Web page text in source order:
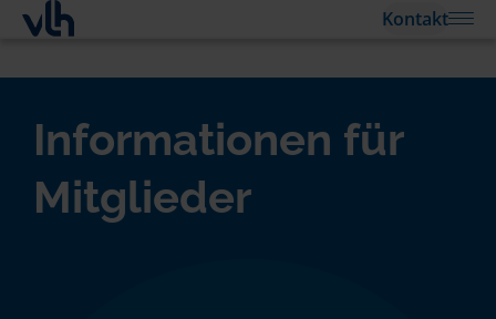
Kontakt
Informationen für
Mitglieder